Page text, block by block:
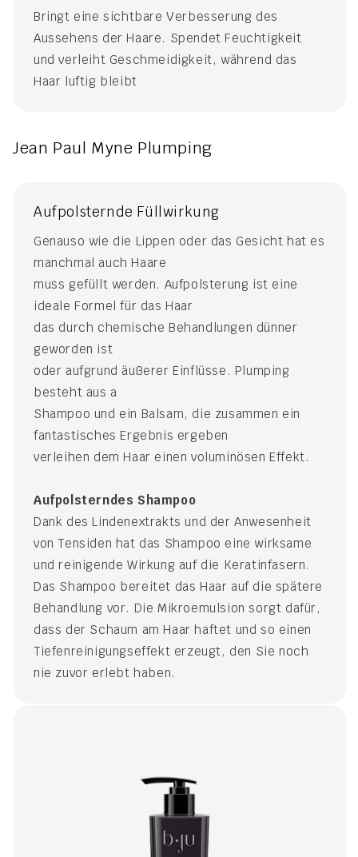
Bringt eine sichtbare Verbesserung des
Aussehens der Haare. Spendet Feuchtigkeit
und verleiht Geschmeidigkeit, während das
Haar luftig bleibt
Jean Paul Myne Plumping
Aufpolsternde Füllwirkung
Genauso wie die Lippen oder das Gesicht hat es
manchmal auch Haare
muss gefüllt werden. Aufpolsterung ist eine
ideale Formel für das Haar
das durch chemische Behandlungen dünner
geworden ist
oder aufgrund äußerer Einflüsse. Plumping
besteht aus a
Shampoo und ein Balsam, die zusammen ein
fantastisches Ergebnis ergeben
verleihen dem Haar einen voluminösen Effekt.
Aufpolsterndes Shampoo
Dank des Lindenextrakts und der Anwesenheit
von Tensiden hat das Shampoo eine wirksame
und reinigende Wirkung auf die Keratinfasern.
Das Shampoo bereitet das Haar auf die spätere
Behandlung vor. Die Mikroemulsion sorgt dafür,
dass der Schaum am Haar haftet und so einen
Tiefenreinigungseffekt erzeugt, den Sie noch
nie zuvor erlebt haben.